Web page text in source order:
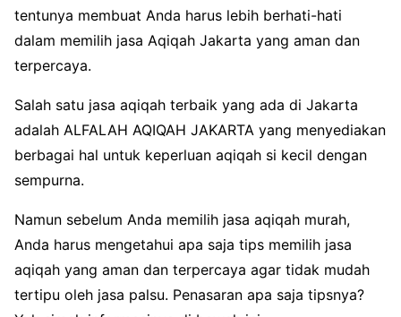
tentunya membuat Anda harus lebih berhati-hati
dalam memilih jasa Aqiqah Jakarta yang aman dan
terpercaya.
Salah satu jasa aqiqah terbaik yang ada di Jakarta
adalah ALFALAH AQIQAH JAKARTA yang menyediakan
berbagai hal untuk keperluan aqiqah si kecil dengan
sempurna.
Namun sebelum Anda memilih jasa aqiqah murah,
Anda harus mengetahui apa saja tips memilih jasa
aqiqah yang aman dan terpercaya agar tidak mudah
tertipu oleh jasa palsu. Penasaran apa saja tipsnya?